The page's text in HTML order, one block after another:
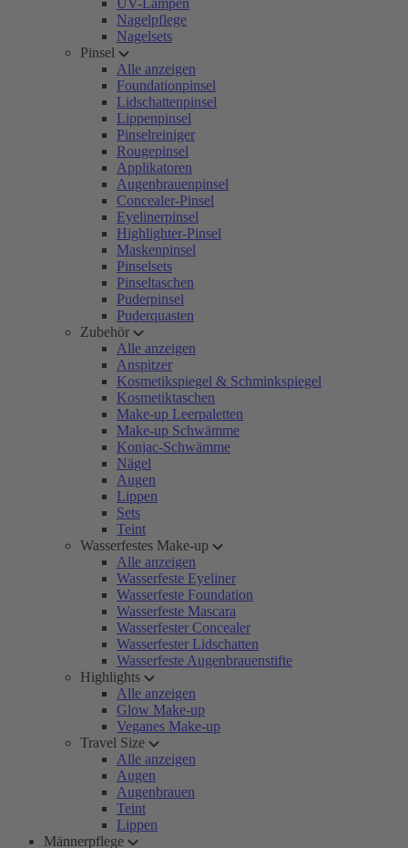
UV-Lampen
Nagelpflege
Nagelsets
Pinsel
Alle anzeigen
Foundationpinsel
Lidschattenpinsel
Lippenpinsel
Pinselreiniger
Rougepinsel
Applikatoren
Augenbrauenpinsel
Concealer-Pinsel
Eyelinerpinsel
Highlighter-Pinsel
Maskenpinsel
Pinselsets
Pinseltaschen
Puderpinsel
Puderquasten
Zubehör
Alle anzeigen
Anspitzer
Kosmetikspiegel & Schminkspiegel
Kosmetiktaschen
Make-up Leerpaletten
Make-up Schwämme
Konjac-Schwämme
Nägel
Augen
Lippen
Sets
Teint
Wasserfestes Make-up
Alle anzeigen
Wasserfeste Eyeliner
Wasserfeste Foundation
Wasserfeste Mascara
Wasserfester Concealer
Wasserfester Lidschatten
Wasserfeste Augenbrauenstifte
Highlights
Alle anzeigen
Glow Make-up
Veganes Make-up
Travel Size
Alle anzeigen
Augen
Augenbrauen
Teint
Lippen
Männerpflege